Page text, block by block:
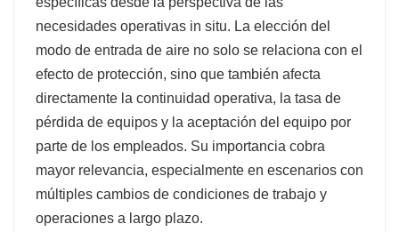
necesidades operativas in situ. La elección del
modo de entrada de aire no solo se relaciona con el
efecto de protección, sino que también afecta
directamente la continuidad operativa, la tasa de
pérdida de equipos y la aceptación del equipo por
parte de los empleados. Su importancia cobra
mayor relevancia, especialmente en escenarios con
múltiples cambios de condiciones de trabajo y
operaciones a largo plazo.